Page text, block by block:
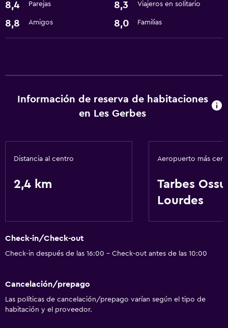
Bar/lounge
Tetera
Biblioteca
Piscina y spa
Accesibilidad y adecuación
Hipoalergénico
8,4 Parejas 8,3 Viajeros en solitario
8,8 Amigos 8,0 Familias
Información de reserva de habitaciones
en Les Gerbes
Distancia al centro
2,4 km
Aeropuerto más
Tarbes
Lourdes
Check-in/Check-out
Check-in después de las 16:00 - Check-out antes de las 10:00
Cancelación/prepago
Las políticas de cancelación/prepago varían según el tipo de
habitación y el proveedor.